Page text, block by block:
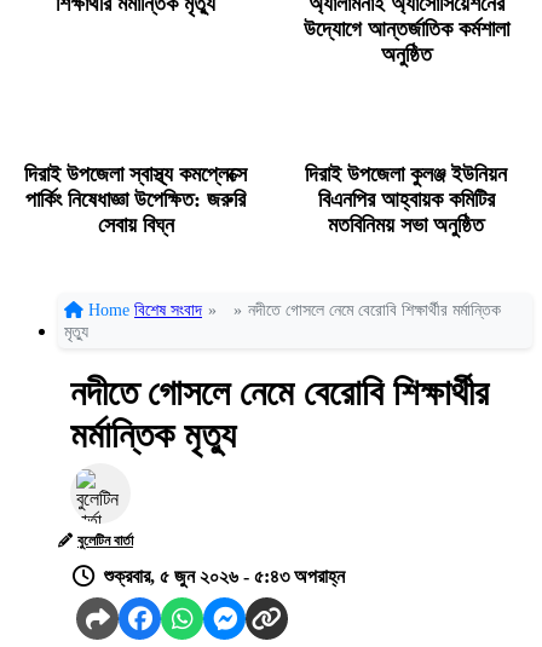
উদ্যোগে আন্তর্জাতিক কর্মশালা
অনুষ্ঠিত
দিরাই উপজেলা স্বাস্থ্য কমপ্লেক্সে
পার্কিং নিষেধাজ্ঞা উপেক্ষিত: জরুরি
সেবায় বিঘ্ন
দিরাই উপজেলা কুলঞ্জ ইউনিয়ন
বিএনপির আহ্বায়ক কমিটির
মতবিনিময় সভা অনুষ্ঠিত
Home বিশেষ সংবাদ » » নদীতে গোসলে নেমে বেরোবি শিক্ষার্থীর মর্মান্তিক
মৃত্যু
নদীতে গোসলে নেমে বেরোবি শিক্ষার্থীর
মর্মান্তিক মৃত্যু
বুলেটিন বার্তা
শুক্রবার, ৫ জুন ২০২৬ - ৫:৪৩ অপরাহ্ন